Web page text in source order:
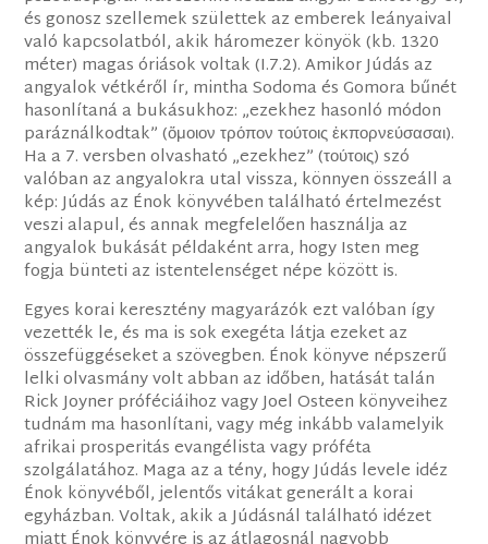
és gonosz szellemek születtek az emberek leányaival
való kapcsolatból, akik háromezer könyök (kb. 1320
méter) magas óriások voltak (I.7.2). Amikor Júdás az
angyalok vétkéről ír, mintha Sodoma és Gomora bűnét
hasonlítaná a bukásukhoz: „ezekhez hasonló módon
paráználkodtak” (ὅμοιον τρόπον τούτοις ἐκπορνεύσασαι).
Ha a 7. versben olvasható „ezekhez” (τούτοις) szó
valóban az angyalokra utal vissza, könnyen összeáll a
kép: Júdás az Énok könyvében található értelmezést
veszi alapul, és annak megfelelően használja az
angyalok bukását példaként arra, hogy Isten meg
fogja bünteti az istentelenséget népe között is.
Egyes korai keresztény magyarázók ezt valóban így
vezették le, és ma is sok exegéta látja ezeket az
összefüggéseket a szövegben. Énok könyve népszerű
lelki olvasmány volt abban az időben, hatását talán
Rick Joyner próféciáihoz vagy Joel Osteen könyveihez
tudnám ma hasonlítani, vagy még inkább valamelyik
afrikai prosperitás evangélista vagy próféta
szolgálatához. Maga az a tény, hogy Júdás levele idéz
Énok könyvéből, jelentős vitákat generált a korai
egyházban. Voltak, akik a Júdásnál található idézet